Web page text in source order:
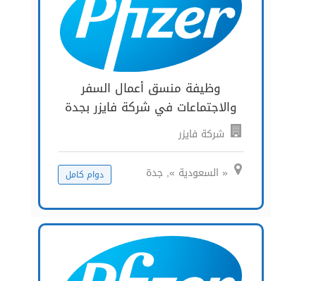
وظيفة منسق أعمال السفر
والاجتماعات في شركة فايزر بجدة
شركة فايزر
« السعودية », جدة دوام كامل